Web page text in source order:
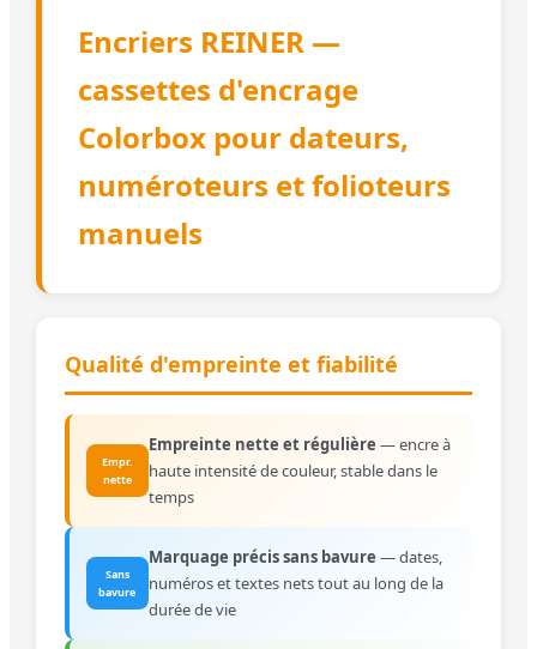
Encriers REINER —
cassettes d'encrage
Colorbox pour dateurs,
numéroteurs et folioteurs
manuels
Qualité d'empreinte et fiabilité
Empr.
nette
Empreinte nette et régulière — encre à
haute intensité de couleur, stable dans le
temps
Sans
bavure
Marquage précis sans bavure — dates,
numéros et textes nets tout au long de la
durée de vie